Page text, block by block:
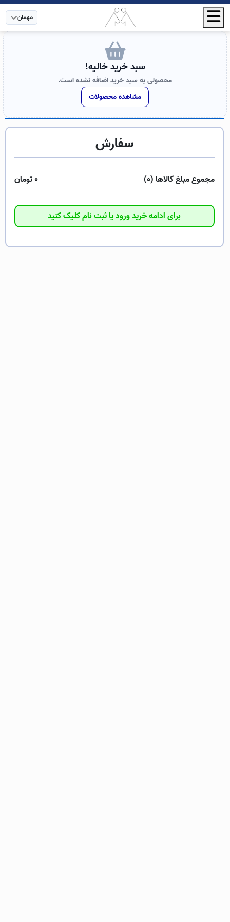
مهمان
سبد خرید خالیه!
محصولی به سبد خرید اضافه نشده است.
مشاهده محصولات
سفارش
مجموع مبلغ کالاها (۰) ۰ تومان
برای ادامه خرید ورود یا ثبت نام کلیک کنید